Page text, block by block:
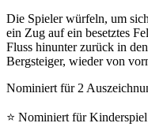
Die Spieler würfeln, um
ein Zug auf ein besetztes
Fluss hinunter zurück in
Bergsteiger, wieder von
Nominiert für 2
⭐️ Nominiert für Kinderspiel